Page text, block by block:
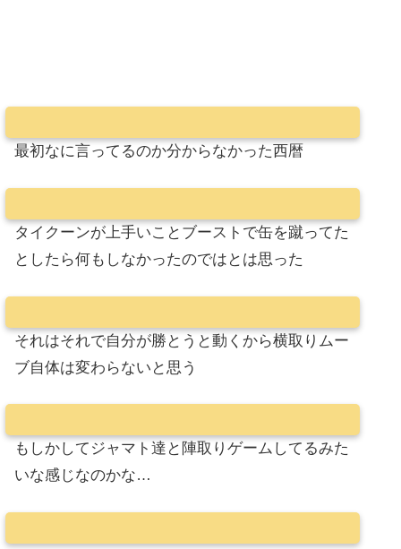
最初なに言ってるのか分からなかった西暦
タイクーンが上手いことブーストで缶を蹴ってた
としたら何もしなかったのではとは思った
それはそれで自分が勝とうと動くから横取りムー
ブ自体は変わらないと思う
もしかしてジャマト達と陣取りゲームしてるみた
いな感じなのかな…